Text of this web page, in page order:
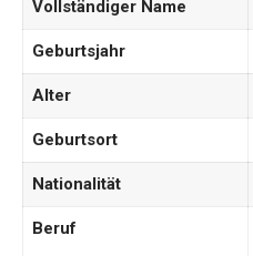
Vollständiger Name
Geburtsjahr
Alter
Geburtsort
Nationalität
Beruf